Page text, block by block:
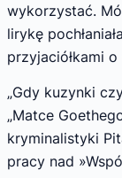
wykorzystać.
lirykę
przyjaciółkami o
„Gdy kuzynki
„Matce
kryminalistyki
pracy nad